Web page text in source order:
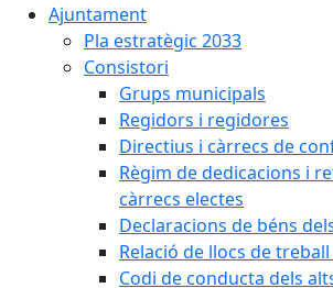
Ajuntament
Pla estratègic 2033
Consistori
Grups municipals
Regidors i regidores
Directius i càrrecs de
Règim de dedicacions i
càrrecs electes
Declaracions de béns
Relació de llocs de
Codi de conducta dels